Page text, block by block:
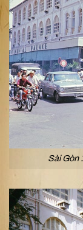
Sài Gòn